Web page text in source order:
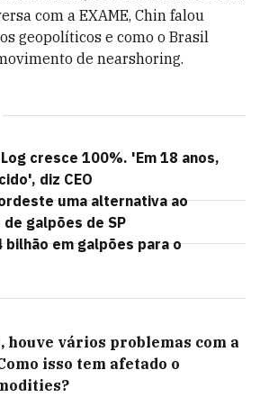
com a EXAME, Chin falou
geopolíticos e como o Brasil
de nearshoring.
cresce 100%. 'Em 18 anos,
diz CEO
uma alternativa ao
galpões de SP
bilhão em galpões para o
houve vários problemas com a
isso tem afetado o